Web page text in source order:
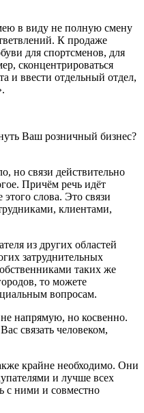
в виду не полную смену
К продаже
для спортсменов, для
сконцентрироваться
и ввести отдельный отдел,
Ваш розничный бизнес?
но связи действительно
Причём речь идёт
слова. Это связи
клиентами,
из других областей
затруднительных
таких же
то можете
вопросам.
напрямую, но косвенно.
связать человеком,
крайне необходимо. Они
и лучше всех
с ними и совместно